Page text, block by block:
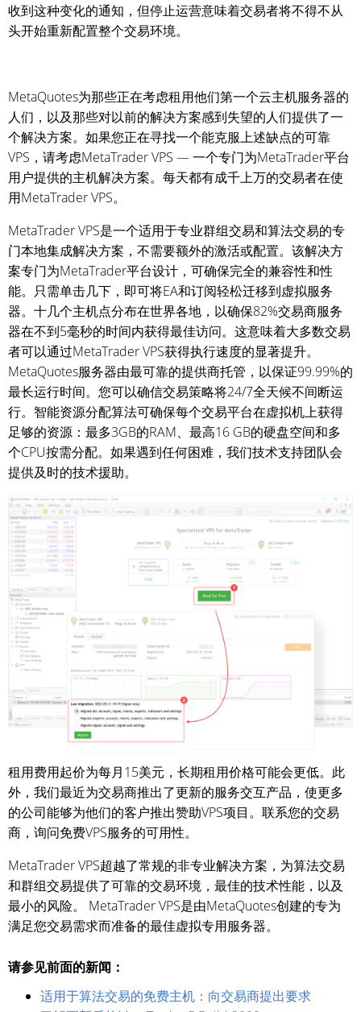
收到这种变化的通知，但停止运营意味着交易者将不得不从
头开始重新配置整个交易环境。
MetaQuotes为那些正在考虑租用他们第一个云主机服务器的
人们，以及那些对以前的解决方案感到失望的人们提供了一
个解决方案。如果您正在寻找一个能克服上述缺点的可靠
VPS，请考虑MetaTrader VPS — 一个专门为MetaTrader平台
用户提供的主机解决方案。每天都有成千上万的交易者在使
用MetaTrader VPS。
MetaTrader VPS是一个适用于专业群组交易和算法交易的专
门本地集成解决方案，不需要额外的激活或配置。该解决方
案专门为MetaTrader平台设计，可确保完全的兼容性和性
能。只需单击几下，即可将EA和订阅轻松迁移到虚拟服务
器。十几个主机点分布在世界各地，以确保82%交易商服务
器在不到5毫秒的时间内获得最佳访问。这意味着大多数交易
者可以通过MetaTrader VPS获得执行速度的显著提升。
MetaQuotes服务器由最可靠的提供商托管，以保证99.99%的
最长运行时间。您可以确信交易策略将24/7全天候不间断运
行。智能资源分配算法可确保每个交易平台在虚拟机上获得
足够的资源：最多3GB的RAM、最高16 GB的硬盘空间和多
个CPU按需分配。如果遇到任何困难，我们技术支持团队会
提供及时的技术援助。
租用费用起价为每月15美元，长期租用价格可能会更低。此
外，我们最近为交易商推出了更新的服务交互产品，使更多
的公司能够为他们的客户推出赞助VPS项目。联系您的交易
商，询问免费VPS服务的可用性。
MetaTrader VPS超越了常规的非专业解决方案，为算法交易
和群组交易提供了可靠的交易环境，最佳的技术性能，以及
最小的风险。 MetaTrader VPS是由MetaQuotes创建的专为
满足您交易需求而准备的最佳虚拟专用服务器。
请参见前面的新闻：
适用于算法交易的免费主机：向交易商提出要求